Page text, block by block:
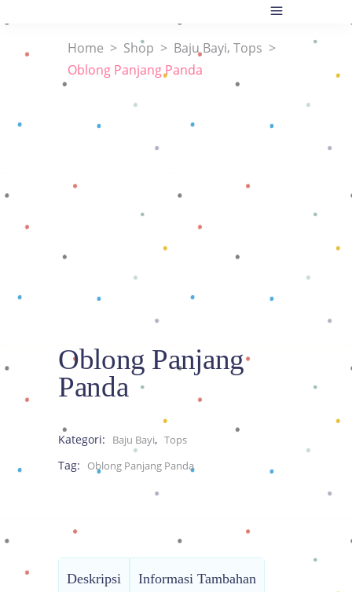
Home > Shop > Baju Bayi, Tops >
Oblong Panjang Panda
Oblong Panjang
Panda
Kategori: Baju Bayi, Tops
Tag: Oblong Panjang Panda
Deskripsi Informasi Tambahan